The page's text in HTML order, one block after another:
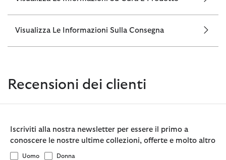
Visualizza Le Informazioni Sulla Consegna
Recensioni dei clienti
Iscriviti alla nostra newsletter per essere il primo a
conoscere le nostre ultime collezioni, offerte e molto altro
Uomo Donna